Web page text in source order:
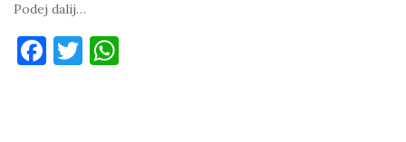
Podej dalij…
F T